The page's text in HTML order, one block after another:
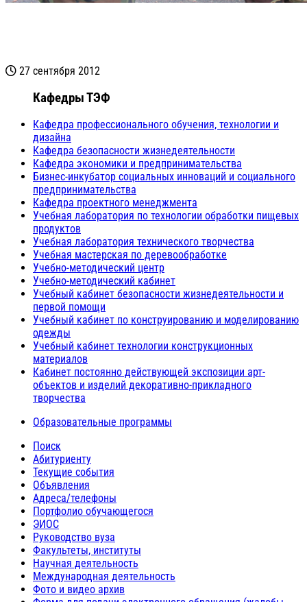
27 сентября 2012
Кафедры ТЭФ
Кафедра профессионального обучения, технологии и
дизайна
Кафедра безопасности жизнедеятельности
Кафедра экономики и предпринимательства
Бизнес-инкубатор социальных инноваций и социального
предпринимательства
Кафедра проектного менеджмента
Учебная лаборатория по технологии обработки пищевых
продуктов
Учебная лаборатория технического творчества
Учебная мастерская по деревообработке
Учебно-методический центр
Учебно-методический кабинет
Учебный кабинет безопасности жизнедеятельности и
первой помощи
Учебный кабинет по конструированию и моделированию
одежды
Учебный кабинет технологии конструкционных
материалов
Кабинет постоянно действующей экспозиции арт-
объектов и изделий декоративно-прикладного
творчества
Образовательные программы
Поиск
Абитуриенту
Текущие события
Объявления
Адреса/телефоны
Портфолио обучающегося
ЭИОС
Руководство вуза
Факультеты, институты
Научная деятельность
Международная деятельность
Фото и видео архив